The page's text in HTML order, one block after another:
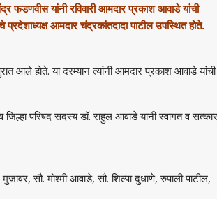
फडणवीस यांनी रविवारी आमदार प्रकाश आवाडे यांची
प्रदेशाध्यक्ष आमदार चंद्रकांतदादा पाटील उपस्थित होते.
आले होते. या दरम्यान त्यांनी आमदार प्रकाश आवाडे यांची
परिषद सदस्य डॉ. राहुल आवाडे यांनी स्वागत व सत्कार
सौ. मोश्मी आवाडे, सौ. शिल्पा दुधाणे, रुपाली पाटील,